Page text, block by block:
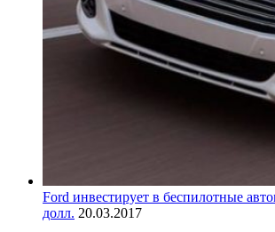
Ford инвестирует в беспилотные
долл. 20.03.2017